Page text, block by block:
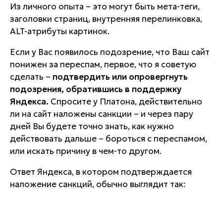
Из личного опыта – это могут быть мета-теги,
заголовки страниц, внутренняя перелинковка,
ALT-атрибуты картинок.
Если у Вас появилось подозрение, что Ваш сайт
понижен за переспам, первое, что я советую
сделать – подтвердить или опровергнуть
подозрения, обратившись в поддержку
Яндекса. Спросите у Платона, действительно
ли на сайт наложены санкции – и через пару
дней Вы будете точно знать, как нужно
действовать дальше – бороться с переспамом,
или искать причину в чем-то другом.
Ответ Яндекса, в котором подтверждается
наложение санкций, обычно выглядит так: